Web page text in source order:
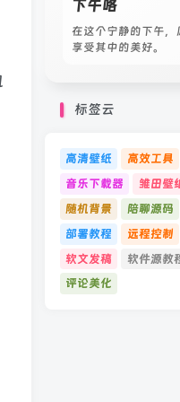
下午咯
在这个宁静的下午，
享受其中的美好。
标签云
高清壁纸 高效工具
音乐下载器
雏田壁
随机背景
陪聊源码
部署教程
远程控制
软文发稿
软件源教
评论美化